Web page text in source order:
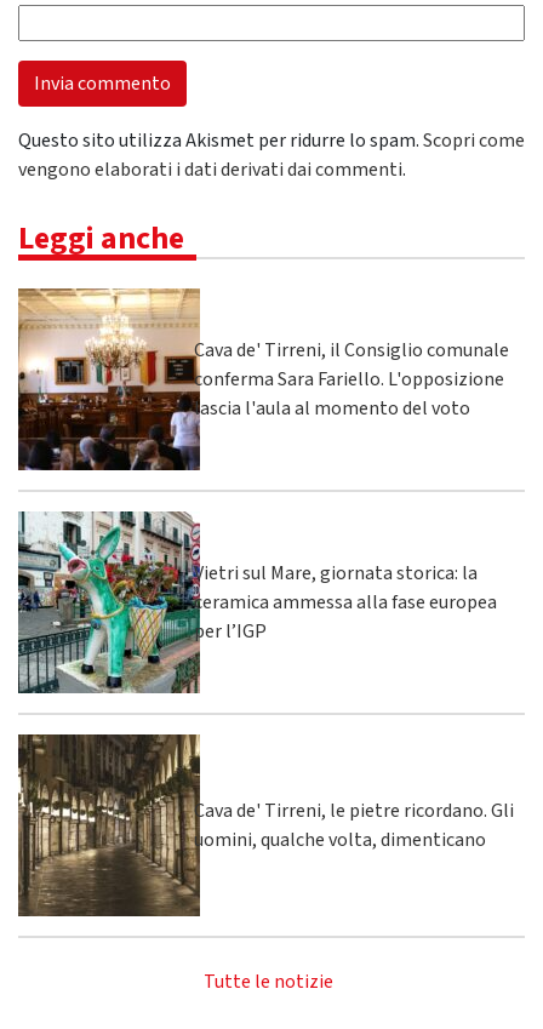
Questo sito utilizza Akismet per ridurre lo spam.Scopri come
vengono elaborati i dati derivati dai commenti.
Leggi anche
Cava de' Tirreni, il Consiglio comunale
conferma Sara Fariello. L'opposizione
lascia l'aula al momento del voto
Vietri sul Mare, giornata storica: la
ceramica ammessa alla fase europea
per l’IGP
Cava de' Tirreni, le pietre ricordano. Gli
uomini, qualche volta, dimenticano
Tutte le notizie